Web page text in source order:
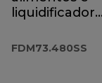
liquidificador
FDM73.480SS
FDM73.480SS